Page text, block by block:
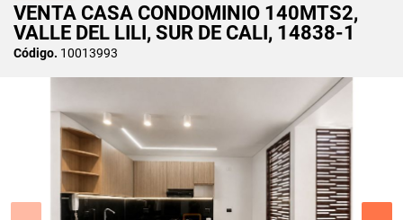
VENTA CASA CONDOMINIO 140MTS2,
VALLE DEL LILI, SUR DE CALI, 14838-1
Código. 10013993